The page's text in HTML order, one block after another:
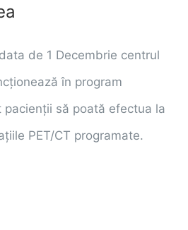
de 1 Decembrie centrul
în program
pacienții să poată efectua la
PET/CT programate.